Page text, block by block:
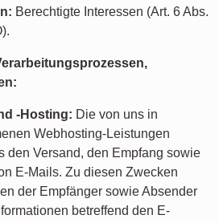
Berechtigte Interessen (Art. 6 Abs.
-Hosting: Die von uns in
Webhosting-Leistungen
den Versand, den Empfang sowie
E-Mails. Zu diesen Zwecken
der Empfänger sowie Absender
betreffend den E-